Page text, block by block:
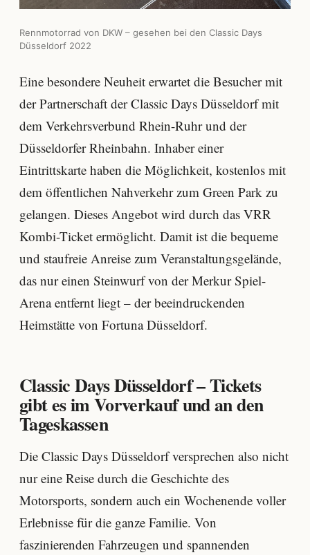
Rennmotorrad von DKW – gesehen bei den Classic Days
Düsseldorf 2022
Eine besondere Neuheit erwartet die Besucher mit
der Partnerschaft der Classic Days Düsseldorf mit
dem Verkehrsverbund Rhein-Ruhr und der
Düsseldorfer Rheinbahn. Inhaber einer
Eintrittskarte haben die Möglichkeit, kostenlos mit
dem öffentlichen Nahverkehr zum Green Park zu
gelangen. Dieses Angebot wird durch das VRR
Kombi-Ticket ermöglicht. Damit ist die bequeme
und staufreie Anreise zum Veranstaltungsgelände,
das nur einen Steinwurf von der Merkur Spiel-
Arena entfernt liegt – der beeindruckenden
Heimstätte von Fortuna Düsseldorf.
Classic Days Düsseldorf – Tickets
gibt es im Vorverkauf und an den
Tageskassen
Die Classic Days Düsseldorf versprechen also nicht
nur eine Reise durch die Geschichte des
Motorsports, sondern auch ein Wochenende voller
Erlebnisse für die ganze Familie. Von
faszinierenden Fahrzeugen und spannenden